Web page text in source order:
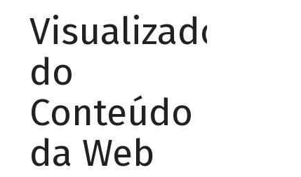
Visualizador
do
Conteúdo
da Web